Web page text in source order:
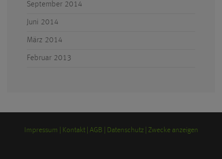
September 2014
Juni 2014
März 2014
Februar 2013
Impressum Kontakt AGB Datenschutz Zwecke anzeigen